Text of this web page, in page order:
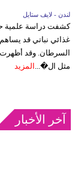
لندن - لايف ستايل
كشفت دراسة علمية
غذائي نباتي قد
السرطان. وقد أظهرت
مثل ال�...
المزيد
آخر الأخبار